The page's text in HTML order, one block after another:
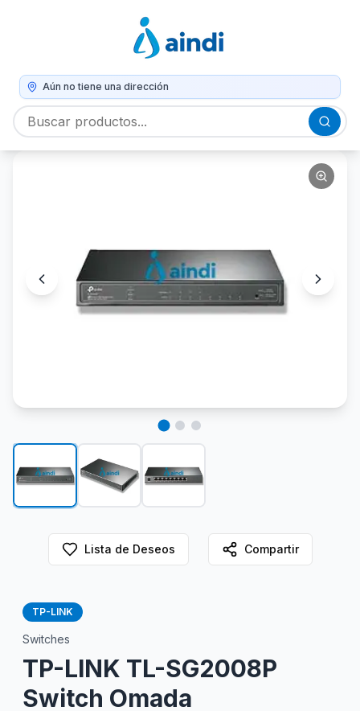
Aún no tiene una dirección
Lista de Deseos Compartir
TP-LINK
Switches
TP-LINK TL-SG2008P
Switch Omada